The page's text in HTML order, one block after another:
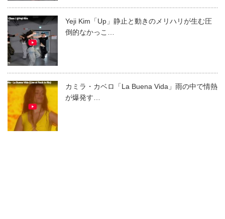
Yeji Kim「Up」静止と動きのメリハリが生む圧
倒的なかっこ…
カミラ・カベロ「La Buena Vida」雨の中で情熱
が爆発す…